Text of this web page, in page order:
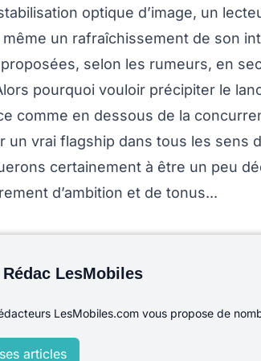
optique d’image, un
un rafraîchissement de son
selon les rumeurs, en
pourquoi vouloir précipiter le
comme en dessous de la
un vrai flagship dans tous les sens
certainement à être un peu
d’ambition et de tonus...
Rédac LesMobiles
LesMobiles.com vous propose de
articles